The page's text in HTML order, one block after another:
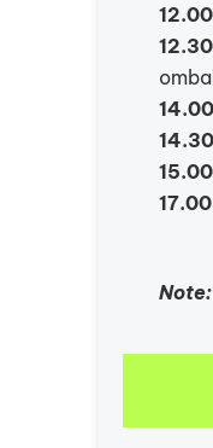
12.00
12.30
14.00
14.30
15.00
17.00